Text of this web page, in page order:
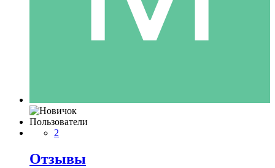
Пользователи
2
Отзывы